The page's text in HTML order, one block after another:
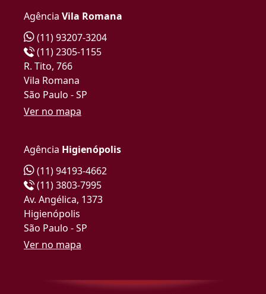
Agência Vila Romana
(11) 93207-3204
(11) 2305-1155
R. Tito, 766
Vila Romana
São Paulo - SP
Ver no mapa
Agência Higienópolis
(11) 94193-4662
(11) 3803-7995
Av. Angélica, 1373
Higienópolis
São Paulo - SP
Ver no mapa